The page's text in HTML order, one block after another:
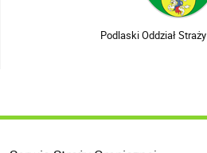
Podlaski Oddział